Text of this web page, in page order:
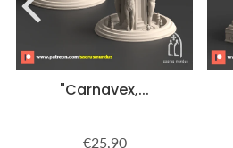
"Carnavex,...
Prix
€25,90€25,90